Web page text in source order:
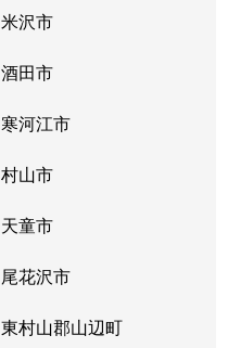
米沢市
酒田市
寒河江市
村山市
天童市
尾花沢市
東村山郡山辺町